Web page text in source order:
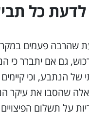
כל
שהרבה פעמים
גם אם יתברר כי
הנתבע, וכי קיימים
שהסבו את עיקר
על תשלום